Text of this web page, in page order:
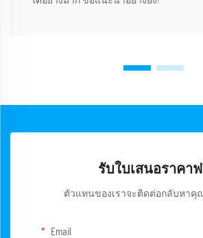
รับใบเสนอราคา
ตัวแทนของเราจะติดต่อกลับหาคุ
Email